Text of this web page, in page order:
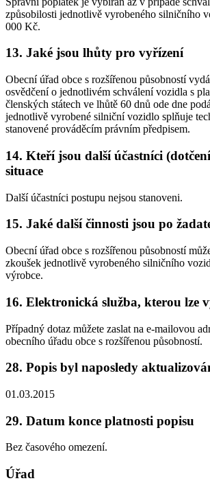
způsobilosti jednotlivě vyrobeného silničního
000 Kč.
13. Jaké jsou lhůty pro vyřízení
Obecní úřad obce s rozšířenou působností
osvědčení o jednotlivém schválení vozidla s
členských státech ve lhůtě 60 dnů ode dne
jednotlivě vyrobené silniční vozidlo splňuje
stanovené prováděcím právním předpisem.
14. Kteří jsou další účastníci
situace
Další účastníci postupu nejsou stanoveni.
15. Jaké další činnosti jsou po
Obecní úřad obce s rozšířenou působností
zkoušek jednotlivě vyrobeného silničního
výrobce.
16. Elektronická služba, kterou lze
Případný dotaz můžete zaslat na e-mailovou
obecního úřadu obce s rozšířenou působností.
28. Popis byl naposledy
01.03.2015
29. Datum konce platnosti popisu
Bez časového omezení.
Úřad